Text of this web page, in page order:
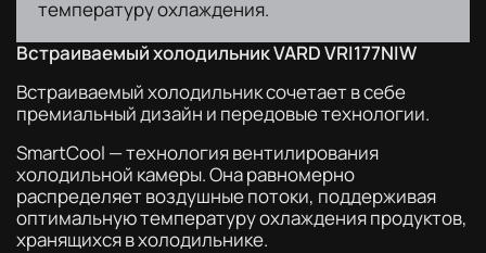
температуру охлаждения.
Встраиваемый холодильник VARD VRI177NIW
Встраиваемый холодильник сочетает в себе
премиальный дизайн и передовые технологии.
SmartCool — технология вентилирования
холодильной камеры. Она равномерно
распределяет воздушные потоки, поддерживая
оптимальную температуру охлаждения продуктов,
хранящихся в холодильнике.